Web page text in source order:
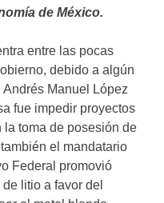
de México.
entre las pocas
debido a algún
Manuel López
fue impedir proyectos
la toma de posesión de
el mandatario
Federal promovió
litio a favor del